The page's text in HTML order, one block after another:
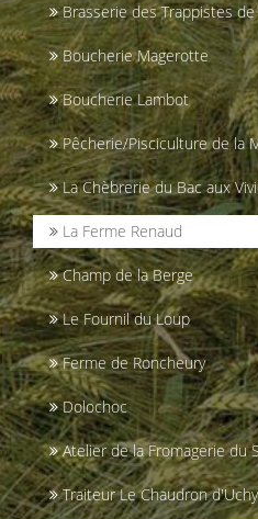
Brasserie des Trappistes
Boucherie Magerotte
Boucherie Lambot
Pêcherie/Pisciculture de la
La Chèbrerie du Bac aux
La Ferme Renaud
Champ de la Berge
Le Fournil du Loup
Ferme de Roncheury
Dolochoc
Atelier de la Fromagerie du
Traiteur Le Chaudron d'Uchy